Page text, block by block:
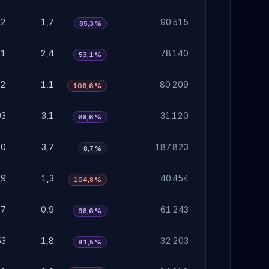
1,7 85,3 % 90 515
2,4 53,1 % 78 140
1,1 106,6 % 80 209
3,1 68,6 % 31 120
3,7 8,7 % 187 823
1,3 104,8 % 40 454
0,9 98,6 % 61 243
1,8 91,5 % 32 203